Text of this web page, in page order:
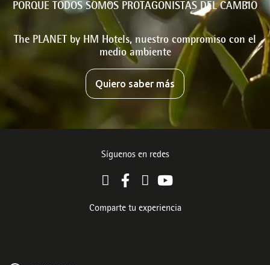
PORQUE TODOS SOMOS PROTAGONISTAS DEL CAMBIO
The PLANET by HM Hotels, nuestro compromiso con el
medio ambiente
Quiero saber más
Síguenos en redes
Comparte tu experiencia